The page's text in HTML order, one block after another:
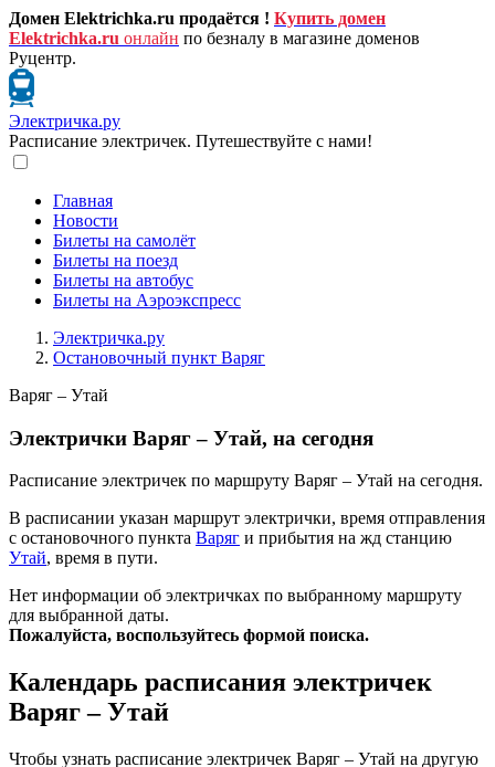
Домен Elektrichka.ru продаётся ! Купить домен
Elektrichka.ru онлайн по безналу в магазине доменов
Руцентр.
Электричка.ру
Расписание электричек. Путешествуйте с нами!
Главная
Новости
Билеты на самолёт
Билеты на поезд
Билеты на автобус
Билеты на Аэроэкспресс
Электричка.ру
Остановочный пункт Варяг
Варяг – Утай
Электрички Варяг – Утай, на сегодня
Расписание электричек по маршруту Варяг – Утай на сегодня.
В расписании указан маршрут электрички, время отправления
с остановочного пункта Варяг и прибытия на жд станцию
Утай, время в пути.
Нет информации об электричках по выбранному маршруту
для выбранной даты.
Пожалуйста, воспользуйтесь формой поиска.
Календарь расписания электричек
Варяг – Утай
Чтобы узнать расписание электричек Варяг – Утай на другую